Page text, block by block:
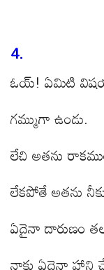
4.
ఓయ్! ఏమిటి
గమ్ముగా ఉండు.
లేచి అతను
లేకపోతే అతను
ఏదైనా దారుణం